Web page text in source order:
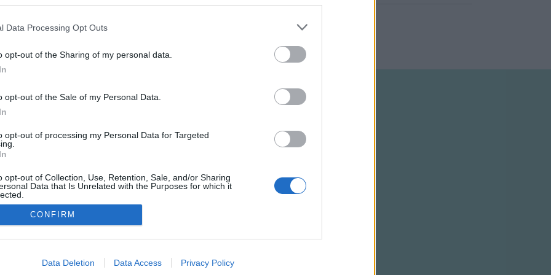
Data Processing Opt Outs
opt-out of the Sharing of my personal data.
opt-out of the Sale of my Personal Data.
opt-out of processing my Personal Data for Targeted
opt-out of Collection, Use, Retention, Sale, and/or Sharing
Data that Is Unrelated with the Purposes for which it
allow Google to enable storage related to advertising like cookies on
CONFIRM
Data Deletion Data Access Privacy Policy
NÉPI